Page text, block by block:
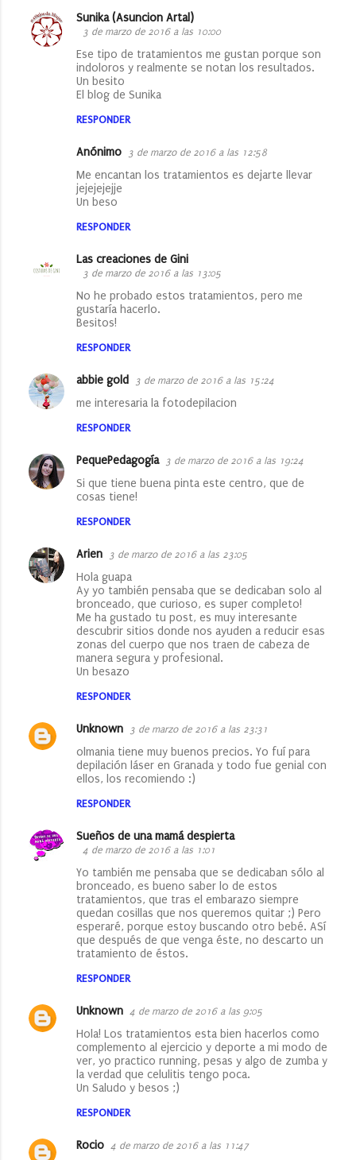
C
Sunika (Asuncion Artal)
3 de marzo de 2016 a las 10:00
Ese tipo de tratamientos me gustan porque son
indoloros y realmente se notan los resultados.
Un besito
El blog de Sunika
RESPONDER
Anónimo 3 de marzo de 2016 a las 12:58
Me encantan los tratamientos es dejarte llevar
jejejejejje
Un beso
RESPONDER
Las creaciones de Gini
3 de marzo de 2016 a las 13:05
No he probado estos tratamientos, pero me
gustaría hacerlo.
Besitos!
RESPONDER
abbie gold 3 de marzo de 2016 a las 15:24
me interesaria la fotodepilacion
RESPONDER
PequePedagogía 3 de marzo de 2016 a las 19:24
Si que tiene buena pinta este centro, que de
cosas tiene!
RESPONDER
Arien 3 de marzo de 2016 a las 23:05
Hola guapa
Ay yo también pensaba que se dedicaban solo al
bronceado, que curioso, es super completo!
Me ha gustado tu post, es muy interesante
descubrir sitios donde nos ayuden a reducir esas
zonas del cuerpo que nos traen de cabeza de
manera segura y profesional.
Un besazo
RESPONDER
Unknown 3 de marzo de 2016 a las 23:31
olmania tiene muy buenos precios. Yo fuí para
depilación láser en Granada y todo fue genial con
ellos, los recomiendo :)
RESPONDER
Sueños de una mamá despierta
4 de marzo de 2016 a las 1:01
Yo también me pensaba que se dedicaban sólo al
bronceado, es bueno saber lo de estos
tratamientos, que tras el embarazo siempre
quedan cosillas que nos queremos quitar ;) Pero
esperaré, porque estoy buscando otro bebé. ASí
que después de que venga éste, no descarto un
tratamiento de éstos.
RESPONDER
Unknown 4 de marzo de 2016 a las 9:05
Hola! Los tratamientos esta bien hacerlos como
complemento al ejercicio y deporte a mi modo de
ver, yo practico running, pesas y algo de zumba y
la verdad que celulitis tengo poca.
Un Saludo y besos ;)
RESPONDER
Rocio 4 de marzo de 2016 a las 11:47